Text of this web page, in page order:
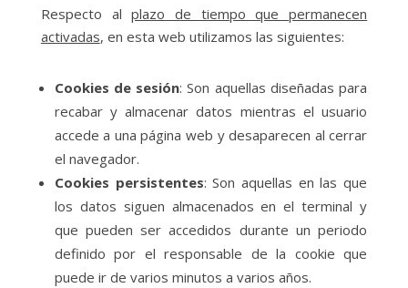
Respecto alplazo de tiempo que permanecen
activadas, en esta web utilizamos las siguientes:
Cookies de sesión: Son aquellas diseñadas para
recabar y almacenar datos mientras el usuario
accede a una página web y desaparecen al cerrar
el navegador.
Cookies persistentes: Son aquellas en las que
los datos siguen almacenados en el terminal y
que pueden ser accedidos durante un periodo
definido por el responsable de la cookie que
puede ir de varios minutos a varios años.